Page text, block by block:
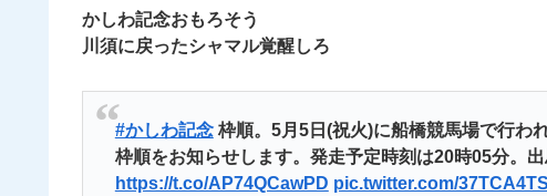
かしわ記念おもろそう
川須に戻ったシャマル覚醒しろ
#かしわ記念枠順。5月5日(祝火)に船橋競馬場で行わ
枠順をお知らせします。発走予定時刻は20時05分。
https://t.co/AP74QCawPD pic.twitter.com/